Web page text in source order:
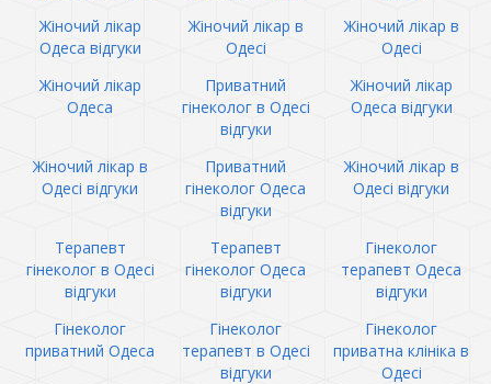
Жіночий лікар
Одеса відгуки
Жіночий лікар в
Одесі
Жіночий лікар в
Одесі
Жіночий лікар
Одеса
Приватний
гінеколог в Одесі
відгуки
Жіночий лікар
Одеса відгуки
Жіночий лікар в
Одесі відгуки
Приватний
гінеколог Одеса
відгуки
Жіночий лікар в
Одесі відгуки
Терапевт
гінеколог в Одесі
відгуки
Терапевт
гінеколог Одеса
відгуки
Гінеколог
терапевт Одеса
відгуки
Гінеколог
приватний Одеса
Гінеколог
терапевт в Одесі
відгуки
Гінеколог
приватна клініка в
Одесі